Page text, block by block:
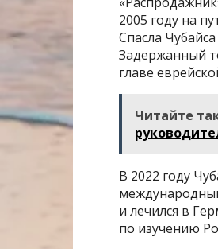
2005 году на
Спасла
Задержанный
главе
Читайте
В 2022 году
и лечился в
по изучению